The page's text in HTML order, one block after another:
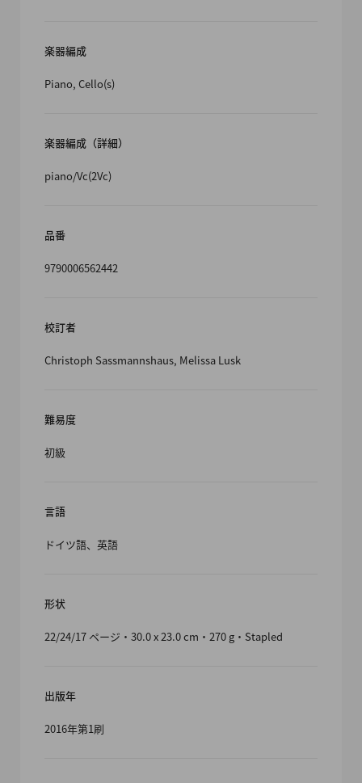
楽器編成
Piano, Cello(s)
楽器編成（詳細）
piano/Vc(2Vc)
品番
9790006562442
校訂者
Christoph Sassmannshaus, Melissa Lusk
難易度
初級
言語
ドイツ語、英語
形状
22/24/17 ページ・30.0 x 23.0 cm・270 g・Stapled
出版年
2016年第1刷